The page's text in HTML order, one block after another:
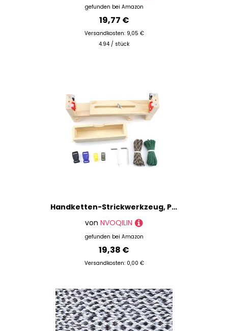
gefunden bei Amazon
19,77 €
Versandkosten: 9,05 €
4.94 / stück
Handketten-Strickwerkzeug, Paracord-Webset, Massivholzrahmen, Armbandmacher mit 2 Klemmen, Schmuck, einzigartige Geschenkherstellung
von NVOQILIN
gefunden bei Amazon
19,38 €
Versandkosten: 0,00 €